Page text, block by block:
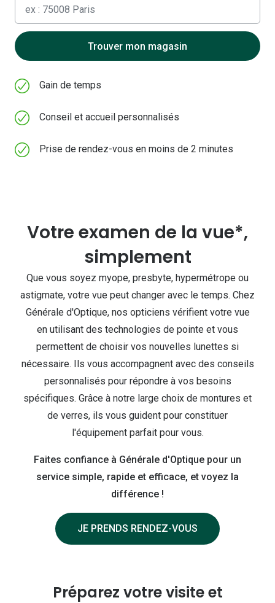
Lunettes
Formes
Lunettes
Lunettes
Ray-Ban
Tory burch
Coach
Armani
Polo
résultat,
veuillez
utiliser
votre
Trouver mon magasin
Gain de temps
Conseil et accueil personnalisés
Prise de rendez-vous en moins de 2 minutes
Votre examen de la vue*,
simplement
Que vous soyez myope, presbyte, hypermétrope ou
astigmate, votre vue peut changer avec le temps. Chez
Générale d'Optique, nos opticiens vérifient votre vue
en utilisant des technologies de pointe et vous
permettent de choisir vos nouvelles lunettes si
nécessaire. Ils vous accompagnent avec des conseils
personnalisés pour répondre à vos besoins
spécifiques. Grâce à notre large choix de montures et
de verres, ils vous guident pour constituer
l'équipement parfait pour vous.
Faites confiance à Générale d'Optique pour un
service simple, rapide et efficace, et voyez la
différence !
JE PRENDS RENDEZ-VOUS
Préparez votre visite et